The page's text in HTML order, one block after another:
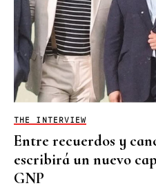
THE INTERVIEW
Entre recuerdos y
escribirá un nuevo
GNP